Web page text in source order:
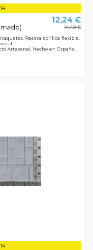
13
12,24 €
14,40 €
Resina acrílica flexible,
Artesanal, hecho en España.
13